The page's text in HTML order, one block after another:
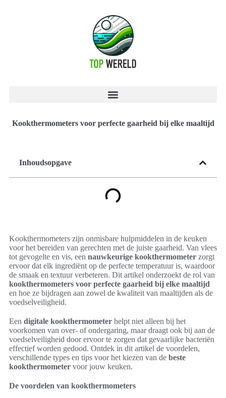
Kookthermometers voor perfecte gaarheid bij elke maaltijd
Inhoudsopgave
Kookthermometers zijn onmisbare hulpmiddelen in de keuken
voor het bereiden van gerechten met de juiste gaarheid. Van vlees
tot gevogelte en vis, een nauwkeurige kookthermometer zorgt
ervoor dat elk ingrediënt op de perfecte temperatuur is, waardoor
de smaak en textuur verbeteren. Dit artikel onderzoekt de rol van
kookthermometers voor perfecte gaarheid bij elke maaltijd
en hoe ze bijdragen aan zowel de kwaliteit van maaltijden als de
voedselveiligheid.
Een digitale kookthermometer helpt niet alleen bij het
voorkomen van over- of ondergaring, maar draagt ook bij aan de
voedselveiligheid door ervoor te zorgen dat gevaarlijke bacteriën
effectief worden gedood. Ontdek in dit artikel de voordelen,
verschillende types en tips voor het kiezen van de beste
kookthermometer voor jouw keuken.
De voordelen van kookthermometers